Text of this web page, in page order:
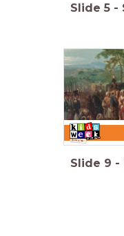
Slide 5 -
Slide 9 -